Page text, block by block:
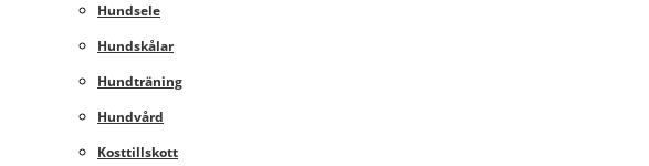
Hundsele
Hundskålar
Hundträning
Hundvård
Kosttillskott